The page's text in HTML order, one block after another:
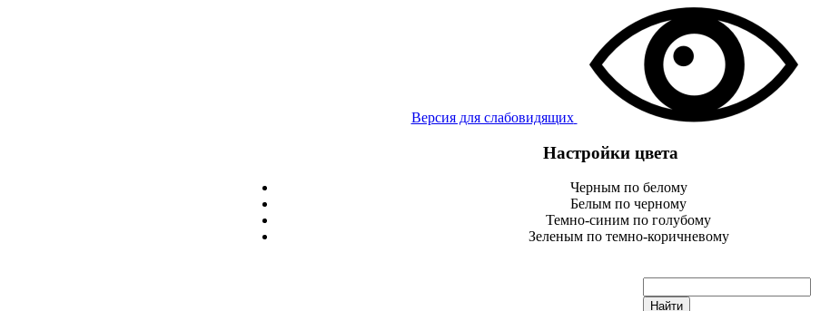
Версия для слабовидящих
Настройки цвета
Черным по белому
Белым по черному
Темно-синим по голубому
Зеленым по темно-коричневому